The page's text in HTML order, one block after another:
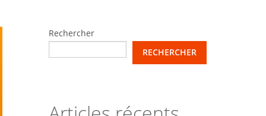
Rechercher
RECHERCHER